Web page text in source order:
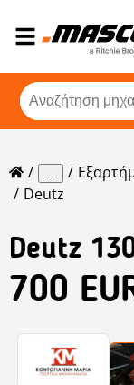
...
Deutz
Deutz
700